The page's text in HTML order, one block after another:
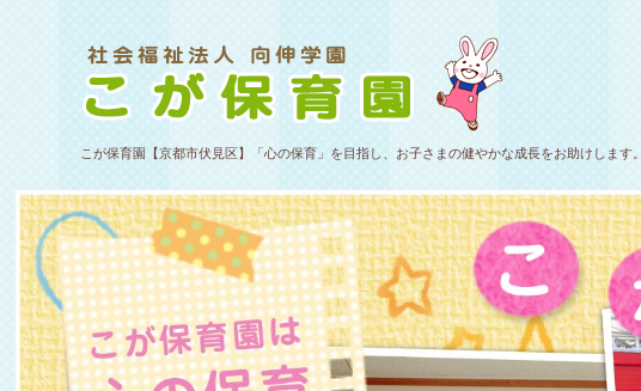
こが保育園【京都市伏見区】「心の保育」を目指し、お子さまの健やかな成長をお助けします。